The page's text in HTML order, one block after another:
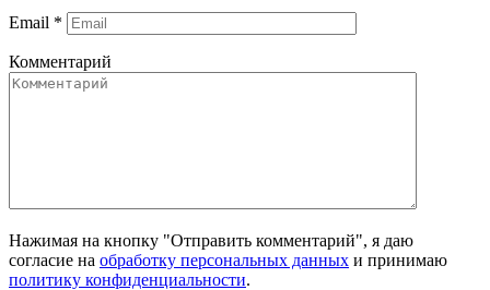
Email *
Комментарий
Нажимая на кнопку "Отправить комментарий", я даю
согласие на обработку персональных данных и принимаю
политику конфиденциальности.